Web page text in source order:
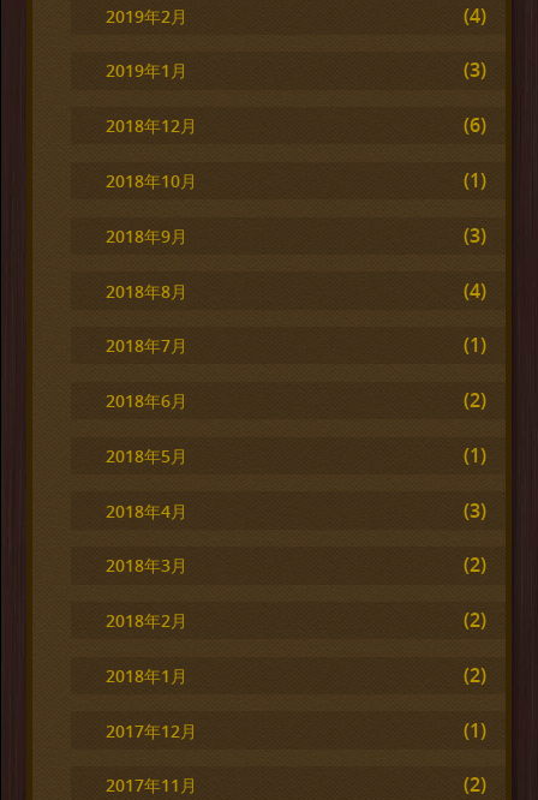
2019年2月 (4)
2019年1月 (3)
2018年12月 (6)
2018年10月 (1)
2018年9月 (3)
2018年8月 (4)
2018年7月 (1)
2018年6月 (2)
2018年5月 (1)
2018年4月 (3)
2018年3月 (2)
2018年2月 (2)
2018年1月 (2)
2017年12月 (1)
2017年11月 (2)